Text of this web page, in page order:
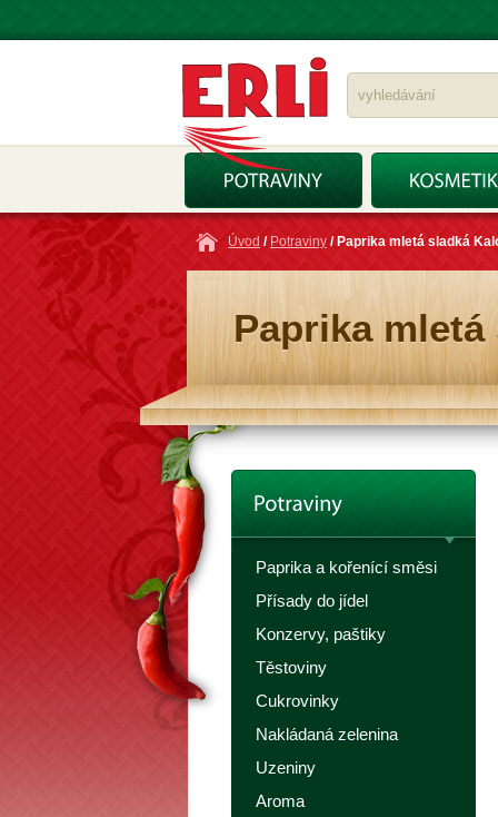
Úvod / Potraviny / Paprika mletá sladká
Paprika
Paprika a kořenící směsi
Přísady do jídel
Konzervy, paštiky
Těstoviny
Cukrovinky
Nakládaná zelenina
Uzeniny
Aroma